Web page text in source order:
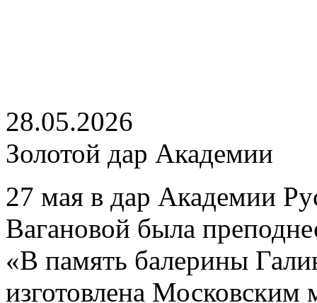
28.05.2026
Золотой дар Академии
27 мая в дар Академии
Вагановой была
«В память балерины
изготовлена